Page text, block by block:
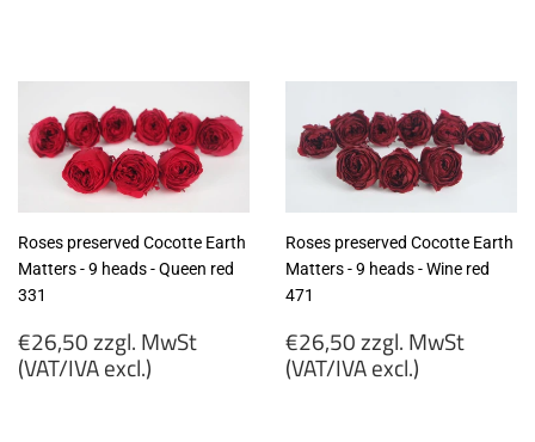
MwSt
(VAT/IVA
excl.)
MwSt
(VAT/IVA
excl.)
Roses preserved Cocotte Earth
Matters - 9 heads - Queen red
331
Regular
price
€26,50 zzgl. MwSt
(VAT/IVA excl.)
Roses preserved Cocotte Earth
Matters - 9 heads - Wine red
471
Regular
price
€26,50 zzgl. MwSt
(VAT/IVA excl.)